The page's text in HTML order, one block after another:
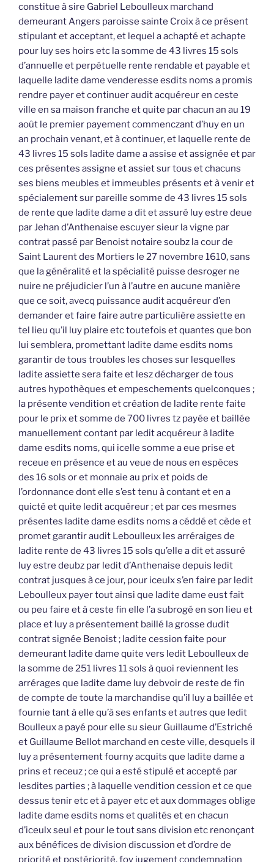
constitue à sire Gabriel Leboulleux marchand
demeurant Angers paroisse sainte Croix à ce présent
stipulant et acceptant, et lequel a achapté et achapte
pour luy ses hoirs etc la somme de 43 livres 15 sols
d’annuelle et perpétuelle rente rendable et payable et
laquelle ladite dame venderesse esdits noms a promis
rendre payer et continuer audit acquéreur en ceste
ville en sa maison franche et quite par chacun an au 19
août le premier payement commenczant d’huy en un
an prochain venant, et à continuer, et laquelle rente de
43 livres 15 sols ladite dame a assise et assignée et par
ces présentes assigne et assiet sur tous et chacuns
ses biens meubles et immeubles présents et à venir et
spécialement sur pareille somme de 43 livres 15 sols
de rente que ladite dame a dit et assuré luy estre deue
par Jehan d’Anthenaise escuyer sieur la vigne par
contrat passé par Benoist notaire soubz la cour de
Saint Laurent des Mortiers le 27 novembre 1610, sans
que la généralité et la spécialité puisse desroger ne
nuire ne préjudicier l’un à l’autre en aucune manière
que ce soit, avecq puissance audit acquéreur d’en
demander et faire faire autre particulière assiette en
tel lieu qu’il luy plaire etc toutefois et quantes que bon
lui semblera, promettant ladite dame esdits noms
garantir de tous troubles les choses sur lesquelles
ladite assiette sera faite et lesz décharger de tous
autres hypothèques et empeschements quelconques ;
la présente vendition et création de ladite rente faite
pour le prix et somme de 700 livres tz payée et baillée
manuellement contant par ledit acquéreur à ladite
dame esdits noms, qui icelle somme a eue prise et
receue en présence et au veue de nous en espèces
des 16 sols or et monnaie au prix et poids de
l’ordonnance dont elle s’est tenu à contant et en a
quicté et quite ledit acquéreur ; et par ces mesmes
présentes ladite dame esdits noms a céddé et cède et
promet garantir audit Leboulleux les arréraiges de
ladite rente de 43 livres 15 sols qu’elle a dit et assuré
luy estre deubz par ledit d’Anthenaise depuis ledit
contrat jusques à ce jour, pour iceulx s’en faire par ledit
Leboulleux payer tout ainsi que ladite dame eust fait
ou peu faire et à ceste fin elle l’a subrogé en son lieu et
place et luy a présentement baillé la grosse dudit
contrat signée Benoist ; ladite cession faite pour
demeurant ladite dame quite vers ledit Leboulleux de
la somme de 251 livres 11 sols à quoi reviennent les
arrérages que ladite dame luy debvoir de reste de fin
de compte de toute la marchandise qu’il luy a baillée et
fournie tant à elle qu’à ses enfants et autres que ledit
Boulleux a payé pour elle su sieur Guillaume d’Estriché
et Guillaume Bellot marchand en ceste ville, desquels il
luy a présentement fourny acquits que ladite dame a
prins et receuz ; ce qui a esté stipulé et accepté par
lesdites parties ; à laquelle vendition cession et ce que
dessus tenir etc et à payer etc et aux dommages oblige
ladite dame esdits noms et qualités et en chacun
d’iceulx seul et pour le tout sans division etc renonçant
aux bénéfices de division discussion et d’ordre de
priorité et postériorité, foy jugement condemnation